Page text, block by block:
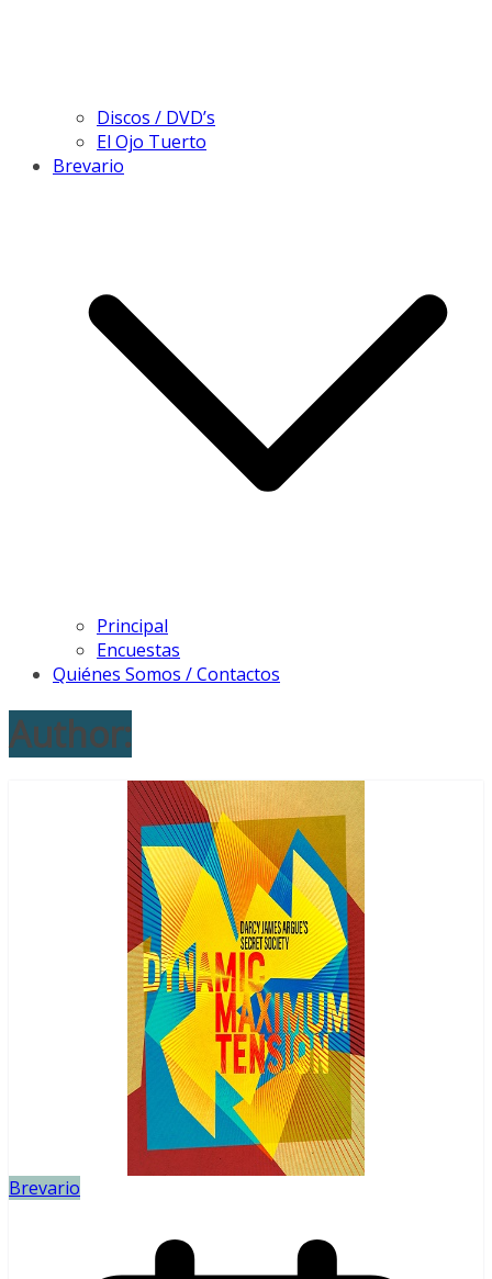
Discos / DVD’s
El Ojo Tuerto
Brevario
Principal
Encuestas
Quiénes Somos / Contactos
Author:
Brevario